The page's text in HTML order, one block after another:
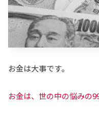
お金は大事です。
お金は、世の中の悩みの